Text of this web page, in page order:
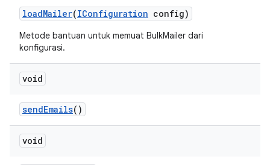
loadMailer(IConfiguration config)
Metode bantuan untuk memuat BulkMailer dari
konfigurasi.
void
sendEmails()
void